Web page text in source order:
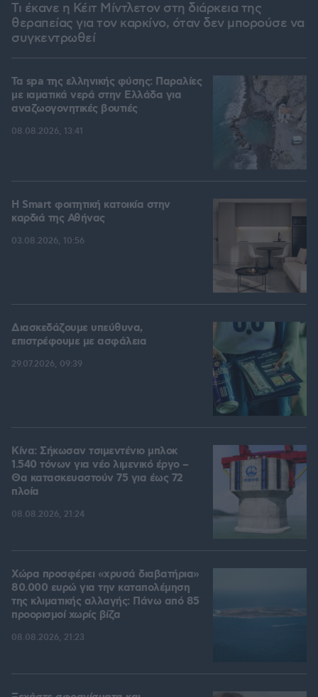
Τι έκανε η Κέιτ Μίντλετον στη διάρκεια της
θεραπείας για τον καρκίνο, όταν δεν μπορούσε να
συγκεντρωθεί
Τα spa της ελληνικής φύσης: Παραλίες
με ιαματικά νερά στην Ελλάδα για
αναζωογονητικές βουτιές
08.08.2026, 13:41
Η Smart φοιτητική κατοικία στην
καρδιά της Αθήνας
03.08.2026, 10:56
Διασκεδάζουμε υπεύθυνα,
επιστρέφουμε με ασφάλεια
29.07.2026, 09:39
Κίνα: Σήκωσαν τσιμεντένιο μπλοκ
1.540 τόνων για νέο λιμενικό έργο –
Θα κατασκευαστούν 75 για έως 72
πλοία
08.08.2026, 21:24
Χώρα προσφέρει «χρυσά διαβατήρια»
80.000 ευρώ για την καταπολέμηση
της κλιματικής αλλαγής: Πάνω από 85
προορισμοί χωρίς βίζα
08.08.2026, 21:23